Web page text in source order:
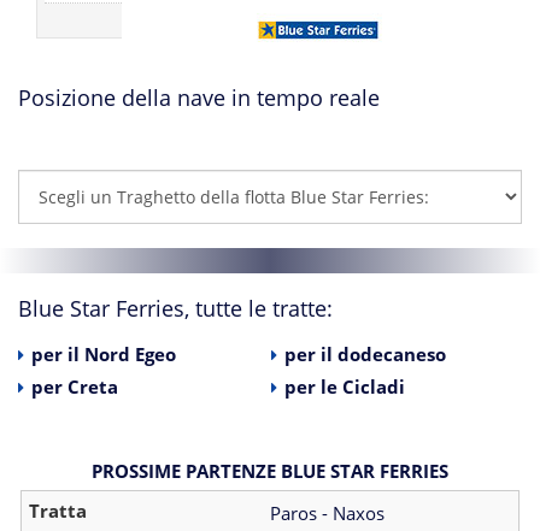
vedi tutti i commenti
Posizione della nave in tempo reale
Blue Star Ferries, tutte le tratte:
per il Nord Egeo
per Creta
per il dodecaneso
per le Cicladi
PROSSIME PARTENZE BLUE STAR FERRIES
Paros - Naxos